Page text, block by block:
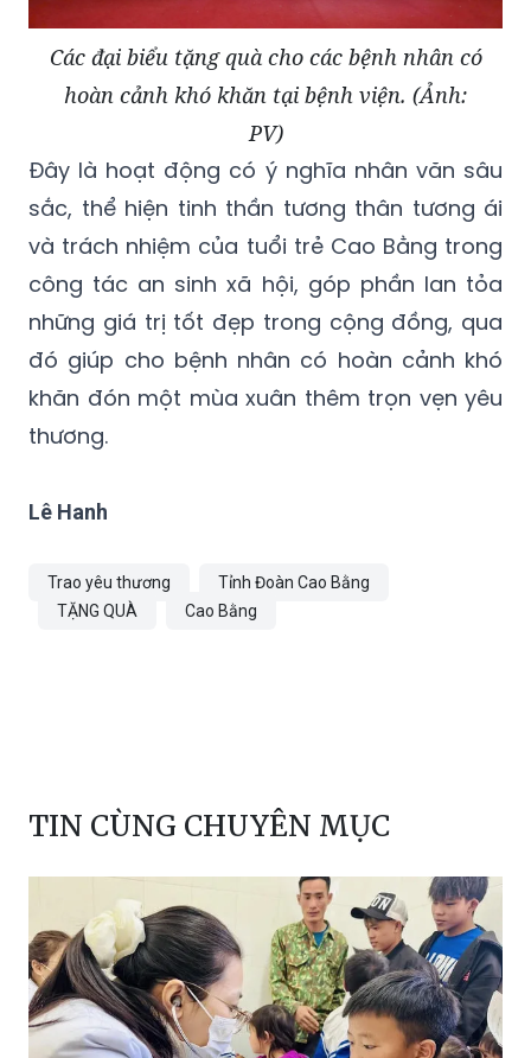
Các đại biểu tặng quà cho các bệnh nhân có
hoàn cảnh khó khăn tại bệnh viện. (Ảnh:
PV)
Đây là hoạt động có ý nghĩa nhân văn sâu
sắc, thể hiện tinh thần tương thân tương ái
và trách nhiệm của tuổi trẻ Cao Bằng trong
công tác an sinh xã hội, góp phần lan tỏa
những giá trị tốt đẹp trong cộng đồng, qua
đó giúp cho bệnh nhân có hoàn cảnh khó
khăn đón một mùa xuân thêm trọn vẹn yêu
thương.
Lê Hanh
Trao yêu thương
Tỉnh Đoàn Cao Bằng
TẶNG QUÀ
Cao Bằng
TIN CÙNG CHUYÊN MỤC